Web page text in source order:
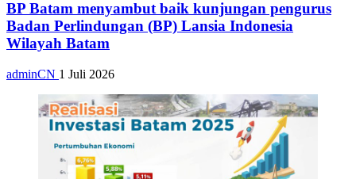
BP Batam menyambut baik kunjungan pengurus
Badan Perlindungan (BP) Lansia Indonesia
Wilayah Batam
adminCN 1 Juli 2026